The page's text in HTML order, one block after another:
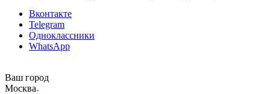
Вконтакте
Telegram
Одноклассники
WhatsApp
Ваш город
Москва